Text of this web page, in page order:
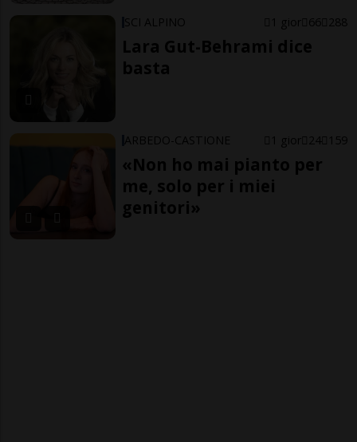
SCI ALPINO 1 gior 66 288
Lara Gut-Behrami dice
basta
ARBEDO-CASTIONE 1 gior 24 159
«Non ho mai pianto per
me, solo per i miei
genitori»